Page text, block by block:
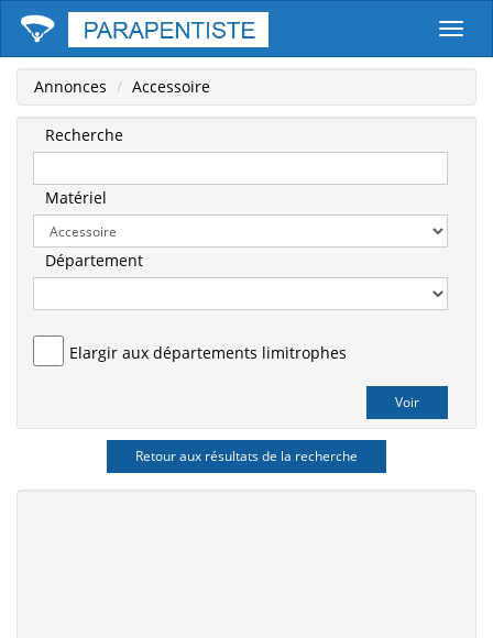
Annonces Accessoire
Recherche
Matériel
Département
Elargir aux départements limitrophes
Retour aux résultats de la recherche